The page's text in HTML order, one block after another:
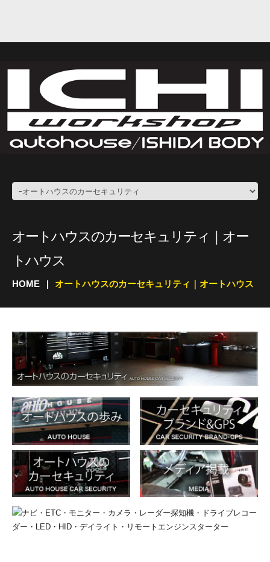
オートハウスのカーセキュリティ｜オー
トハウス
HOME オートハウスのカーセキュリティ｜オートハウス